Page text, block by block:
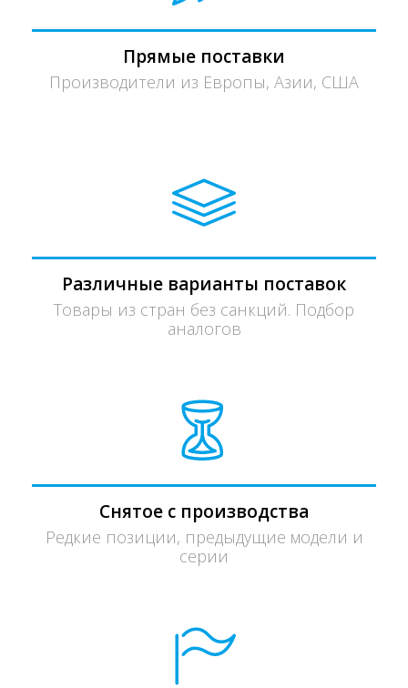
Прямые поставки
Производители из Европы, Азии, США
Различные варианты поставок
Товары из стран без санкций. Подбор
аналогов
Снятое с производства
Редкие позиции, предыдущие модели и
серии